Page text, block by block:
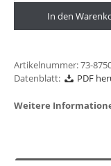
In den
Artikelnummer:73-
Datenblatt:
PDF
Weitere